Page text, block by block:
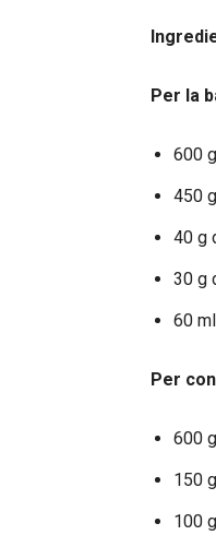
Per la
600
450
40 g
30 g
60
Per
600
150
100